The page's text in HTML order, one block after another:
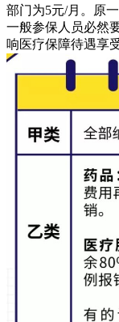
部门为5元/月。原
一般参保人员必然
响医疗保障待遇享受